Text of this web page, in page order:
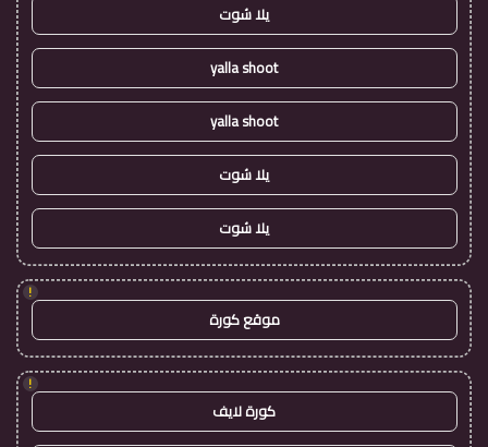
يلا شوت
yalla shoot
yalla shoot
يلا شوت
يلا شوت
!
موقع كورة
!
كورة لايف